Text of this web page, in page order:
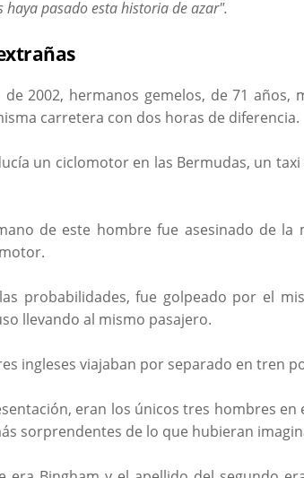
haya pasado esta historia de azar".
2002, hermanos gemelos, de 71 años,
carretera con dos horas de diferencia.
un ciclomotor en las Bermudas, un
de este hombre fue asesinado de la
probabilidades, fue golpeado por el
llevando al mismo pasajero.
ingleses viajaban por separado en tren
eran los únicos tres hombres en
sorprendentes de lo que hubieran